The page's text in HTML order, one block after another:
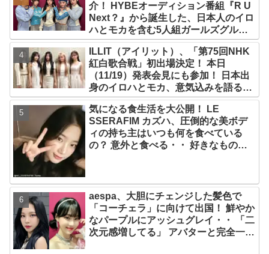
介！ HYBEオーディション番組『R U
Next？』から誕生した、日本人のイロ
ハとモカを含む5人組ガールズグルー
プ！ デビュー曲「Magnetic」がいき
なりの大ヒット
ILLIT（アイリット）、「第75回NHK
紅白歌合戦」初出場決定！ 本日
（11/19）発表会見にも参加！ 日本出
身のイロハとモカ、意気込みを語る
「ずっと夢見てたステージ…嬉しくて
光栄」
気になる食生活を大公開！ LE
SSERAFIM カズハ、圧倒的な美ボデ
ィの持ち主はいつも何を食べている
の？ 意外と食べる・・ 好きなものを
aespa、大胆にチェンジした髪色で
「コーチェラ」に向けて出国！ 鮮やか
なパープルにアッシュグレイ・・ 「二
次元感増してる」 アバターと完全一致